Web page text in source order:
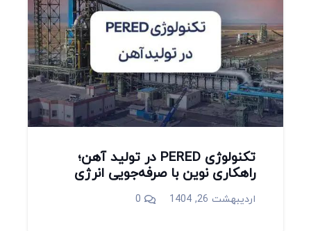
تکنولوژی PERED در تولید آهن؛
راهکاری نوین با صرفه‌جویی انرژی
اردیبهشت 26, 1404 0